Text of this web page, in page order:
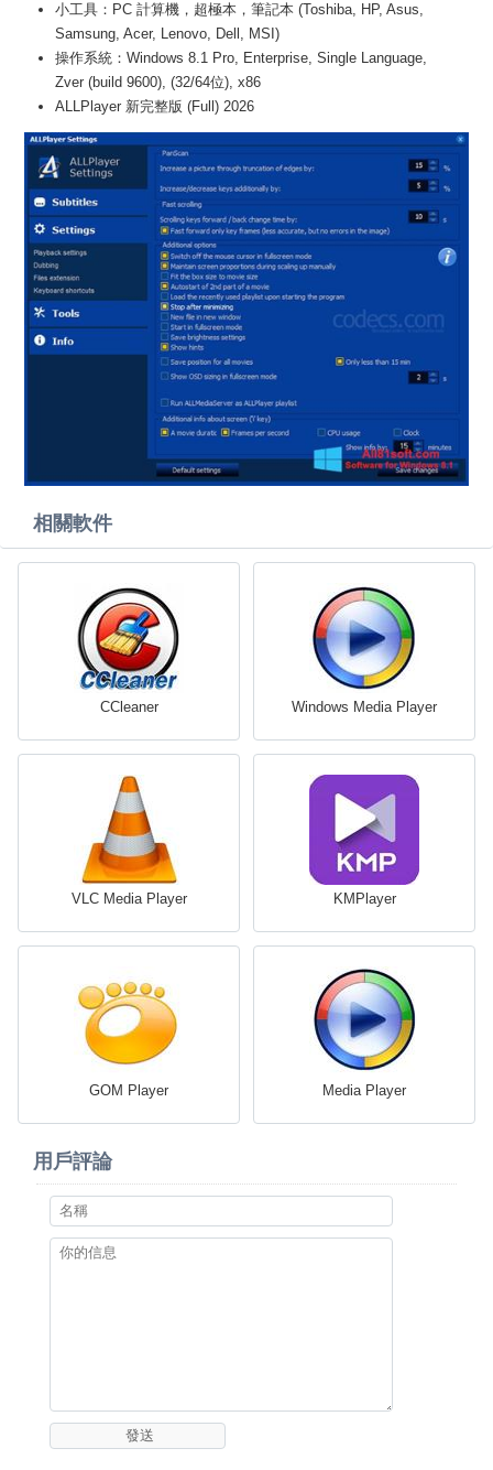
小工具：PC 計算機，超極本，筆記本 (Toshiba, HP, Asus,
Samsung, Acer, Lenovo, Dell, MSI)
操作系統：Windows 8.1 Pro, Enterprise, Single Language,
Zver (build 9600), (32/64位), x86
ALLPlayer 新完整版 (Full) 2026
相關軟件
CCleaner Windows Media Player
VLC Media Player KMPlayer
GOM Player Media Player
用戶評論